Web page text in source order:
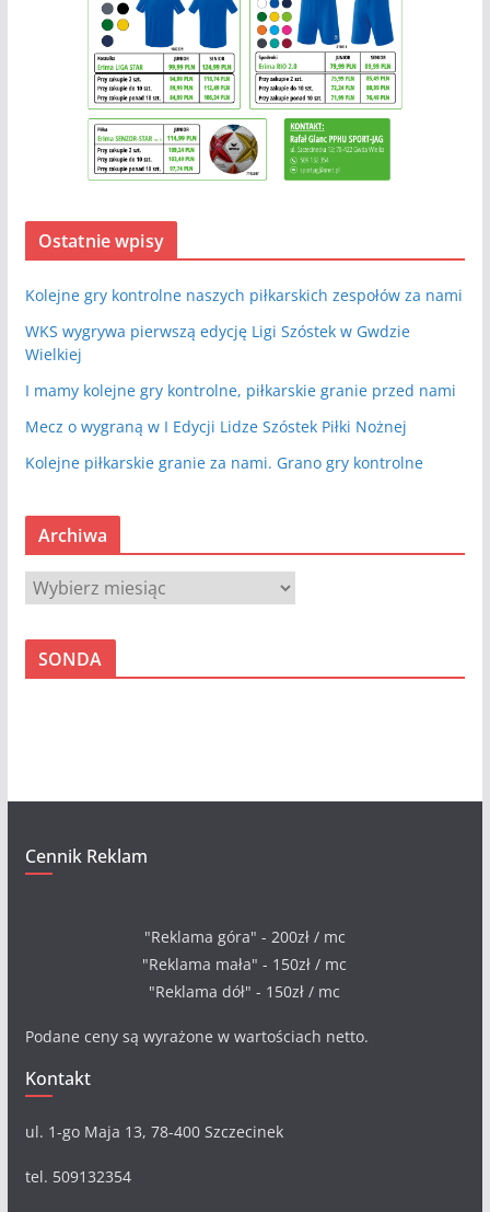
Ostatnie wpisy
Kolejne gry kontrolne naszych piłkarskich zespołów za nami
WKS wygrywa pierwszą edycję Ligi Szóstek w Gwdzie
Wielkiej
I mamy kolejne gry kontrolne, piłkarskie granie przed nami
Mecz o wygraną w I Edycji Lidze Szóstek Piłki Nożnej
Kolejne piłkarskie granie za nami. Grano gry kontrolne
Archiwa
A
r
c
SONDA
Cennik Reklam
"Reklama góra" - 200zł / mc
"Reklama mała" - 150zł / mc
"Reklama dół" - 150zł / mc
Podane ceny są wyrażone w wartościach netto.
Kontakt
ul. 1-go Maja 13, 78-400 Szczecinek
tel. 509132354